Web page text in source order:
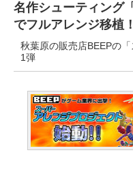
名作シューティング
でフルアレンジ移植！
秋葉原の販売店BEEPの
1弾